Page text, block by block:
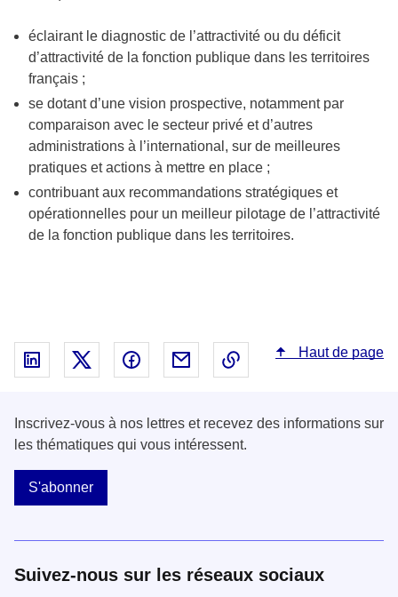
éclairant le diagnostic de l’attractivité ou du déficit
d’attractivité de la fonction publique dans les territoires
français ;
se dotant d’une vision prospective, notamment par
comparaison avec le secteur privé et d’autres
administrations à l’international, sur de meilleures
pratiques et actions à mettre en place ;
contribuant aux recommandations stratégiques et
opérationnelles pour un meilleur pilotage de l’attractivité
de la fonction publique dans les territoires.
Partager sur Linked In - nouvelle fenêtre
Partager sur X - nouvelle fenêtre
Partager sur Facebook - nouvelle
Partager par email - nouvelle
Copier le lien dans le
Haut de page
Inscrivez-vous à nos lettres et recevez des informations sur
les thématiques qui vous intéressent.
S'abonner
Suivez-nous sur les réseaux sociaux